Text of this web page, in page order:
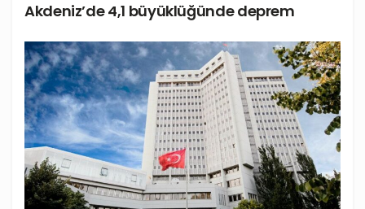
Akdeniz’de 4,1 büyüklüğünde deprem